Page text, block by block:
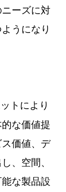
ーズに対
うになり
トにより
な価値提
価値、デ
、空間、
な製品設